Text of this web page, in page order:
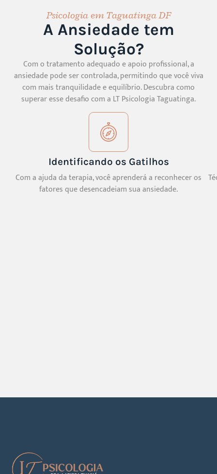
Psicologia em Taguatinga DF
A Ansiedade tem
Solução?
Com o tratamento adequado e apoio profissional, a
ansiedade pode ser controlada, permitindo que você viva
com mais tranquilidade e equilíbrio. Descubra como
superar esse desafio com a LT Psicologia Taguatinga.
Identificando os Gatilhos
Com a ajuda da terapia, você aprenderá a reconhecer os
fatores que desencadeiam sua ansiedade.